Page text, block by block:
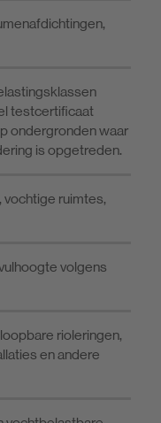
testcertificaat
ondergronden waar
is opgetreden.
vochtige ruimtes,
volgens
rioleringen,
en andere